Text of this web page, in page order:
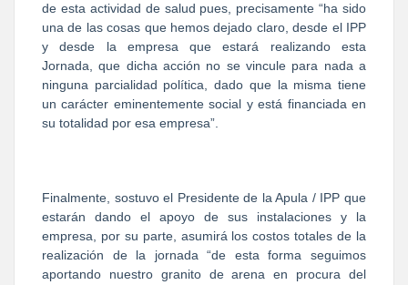
de esta actividad de salud pues, precisamente “ha sido
una de las cosas que hemos dejado claro, desde el IPP
y desde la empresa que estará realizando esta
Jornada, que dicha acción no se vincule para nada a
ninguna parcialidad política, dado que la misma tiene
un carácter eminentemente social y está financiada en
su totalidad por esa empresa”.
Finalmente, sostuvo el Presidente de la Apula / IPP que
estarán dando el apoyo de sus instalaciones y la
empresa, por su parte, asumirá los costos totales de la
realización de la jornada “de esta forma seguimos
aportando nuestro granito de arena en procura del